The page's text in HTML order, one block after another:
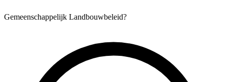
Gemeenschappelijk Landbouwbeleid?